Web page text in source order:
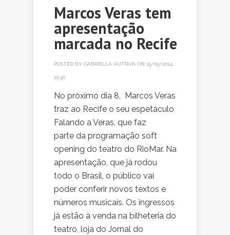
Marcos Veras tem
apresentação
marcada no Recife
POSTED BY GABRIELLA AUTRAN ON 19/05/2014,
10:30
No próximo dia 8, Marcos Veras
traz ao Recife o seu espetáculo
Falando a Veras, que faz
parte da programação soft
opening do teatro do RioMar. Na
apresentação, que já rodou
todo o Brasil, o público vai
poder conferir novos textos e
números musicais. Os ingressos
já estão à venda na bilheteria do
teatro, loja do Jornal do